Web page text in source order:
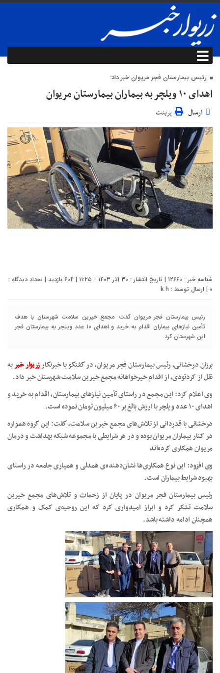
رئیس بیمارستان فجر مریوان خبر داد:
اهدای ۱۰ ویلچر به بیماران بیمارستان مریوان
ارسال پرینت
شناسه خبر : 12660 | تاریخ انتشار : ۳۰ آذر ۱۴۰۳ - ۱۱:۲۵ | 604 بازدید | تعداد دیدگاه :
0 | ارسال توسط : k h
رئیس بیمارستان فجر مریوان گفت: مجمع خیرین سلامت شهرستان با هدف
تأمین نیازهای بیماران اقدام به خرید و اهدای ۱۰ عدد ویلچر به بیمارستان فجر
این شهرستان کرد.
برزان درخشانی، رئیس بیمارستان فجر مریوان، در گفتگو با خبرنگارزریوار خبربه
نقل از کردتودی، از اقدام خیرخواهانه مجمع خیرین سلامت شهرستان خبر داد.
وی اعلام کرد: این مجمع در راستای تأمین نیازهای بیمارستان، اقدام به خرید و
اهدای ۱۰ عدد ویلچر با ارزش بالغ بر ۶۰ میلیون تومان نموده است.
درخشانی با قدردانی از تلاش‌های مجمع خیرین سلامت، گفت: این گروه همواره
در کنار بیماران مریوان بوده و در هر شرایطی با مجموعه شبکه بهداشت و درمان
مریوان همکاری کرده‌اند
وی افزود: این نوع همکاری‌ها نشان‌دهنده‌ی همدلی و همیاری جامعه در راستای
بهبود شرایط بیماران است.
رئیس بیمارستان فجر مریوان در پایان از زحمات و تلاش‌های مجمع خیرین
سلامت تشکر کرد و ابراز امیدواری کرد که این روحیه‌ی کمک و همکاری
همچنان ادامه داشته باشد.